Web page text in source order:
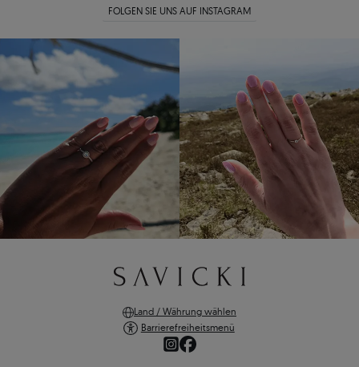
FOLGEN SIE UNS AUF INSTAGRAM
Land / Währung wählen
Barrierefreiheitsmenü